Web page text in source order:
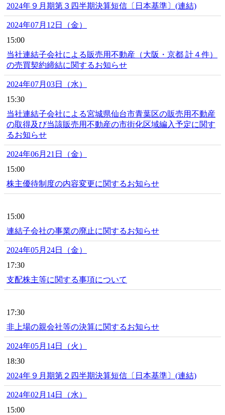
2024年９月期第３四半期決算短信〔日本基準〕(連結)
2024年07月12日（金）
15:00
当社連結子会社による販売用不動産（大阪・京都 計４件）
の売買契約締結に関するお知らせ
2024年07月03日（水）
15:30
当社連結子会社による宮城県仙台市青葉区の販売用不動産
の取得及び当該販売用不動産の市街化区域編入予定に関す
るお知らせ
2024年06月21日（金）
15:00
株主優待制度の内容変更に関するお知らせ
15:00
連結子会社の事業の廃止に関するお知らせ
2024年05月24日（金）
17:30
支配株主等に関する事項について
17:30
非上場の親会社等の決算に関するお知らせ
2024年05月14日（火）
18:30
2024年９月期第２四半期決算短信〔日本基準〕(連結)
2024年02月14日（水）
15:00